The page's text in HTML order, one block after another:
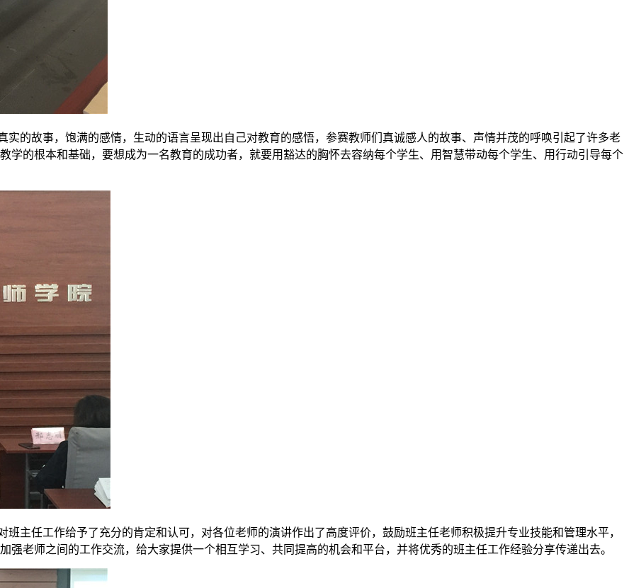
的故事，饱满的感情，生动的语言呈现出自己对教育的感悟，参赛教师们真诚感人的故事、声情并茂的呼唤引起了许多老
学的根本和基础，要想成为一名教育的成功者，就要用豁达的胸怀去容纳每个学生、用智慧带动每个学生、用行动引导每个
任工作给予了充分的肯定和认可，对各位老师的演讲作出了高度评价，鼓励班主任老师积极提升专业技能和管理水平，
老师之间的工作交流，给大家提供一个相互学习、共同提高的机会和平台，并将优秀的班主任工作经验分享传递出去。